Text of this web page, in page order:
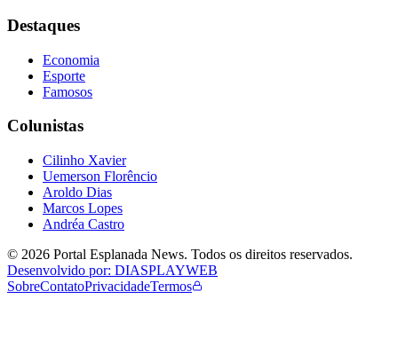
Destaques
Economia
Esporte
Famosos
Colunistas
Cilinho Xavier
Uemerson Florêncio
Aroldo Dias
Marcos Lopes
Andréa Castro
© 2026 Portal Esplanada News. Todos os direitos reservados.
Desenvolvido por: DIASPLAYWEB
SobreContatoPrivacidadeTermos